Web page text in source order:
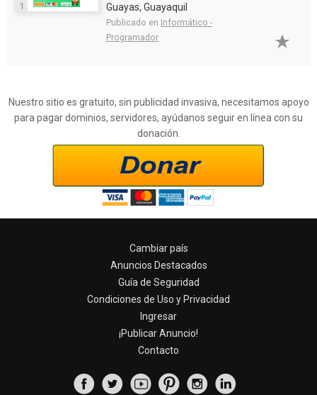
1 Guayas, Guayaquil
Publicado en Informático -
Programador
Nuestro sitio es gratuito, sin publicidad invasiva, necesitamos apoyo
para pagar dominios, servidores, ayúdanos seguir en línea con su
donación.
Cambiar país
Anuncios Destacados
Guía de Seguridad
Condiciones de Uso y Privacidad
Ingresar
¡Publicar Anuncio!
Contacto